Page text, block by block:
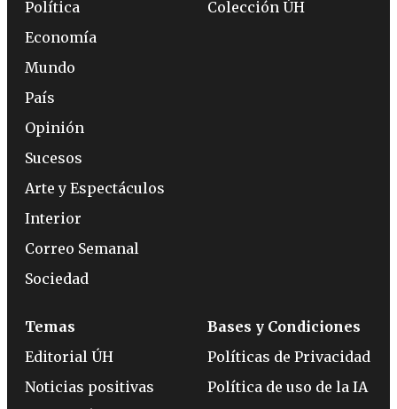
Política
Economía
Mundo
País
Opinión
Sucesos
Arte y Espectáculos
Interior
Correo Semanal
Sociedad
Colección ÚH
Temas
Editorial ÚH
Noticias positivas
Bases y Condiciones
Políticas de Privacidad
Política de uso de la IA